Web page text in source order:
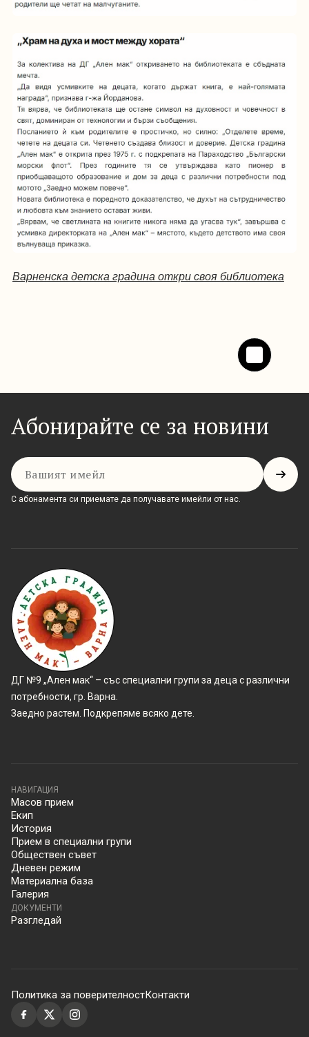
Варненска детска градина откри своя библиотека
Абонирайте се за новини
Имейл
С абонамента си приемате да получавате имейли от нас.
ДГ №9 „Ален мак“ – със специални групи за деца с различни
потребности, гр. Варна.
Заедно растем. Подкрепяме всяко дете.
НАВИГАЦИЯ
Масов прием
Екип
История
Прием в специални групи
Обществен съвет
Дневен режим
Материална база
Галерия
ДОКУМЕНТИ
Разгледай
Политика за поверителностКонтакти